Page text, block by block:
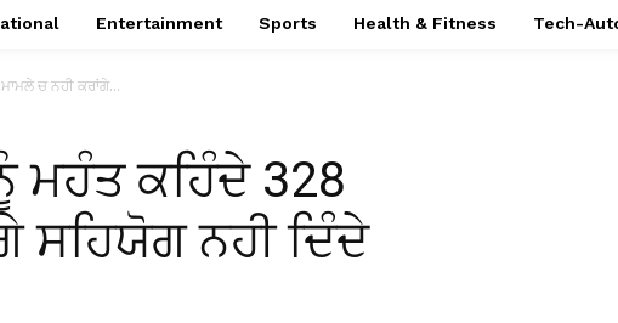
Entertainment Sports Health & Fitness Tech-
ਚ ਨਹੀ ਕਰਾਂਗੇ...
ਕਹਿੰਦੇ 328
ਸਹਿਯੋਗ ਨਹੀ ਦਿੰਦੇ